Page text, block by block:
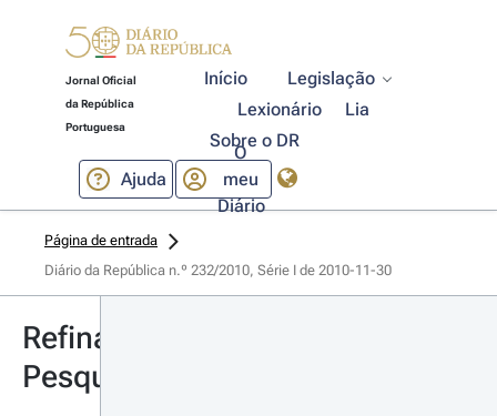
Jornal Oficial
da República
Portuguesa
Início
Legislação
Lexionário
Lia
Sobre o DR
Ajuda
O
meu
Diário
Página de entrada
Diário da República n.º 232/2010, Série I de 2010-11-30
Refinar
Pesquisa